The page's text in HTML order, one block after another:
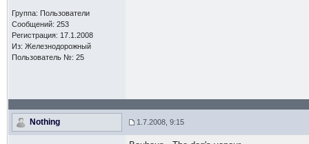
Группа: Пользователи
Сообщений: 253
Регистрация: 17.1.2008
Из: Железнодорожный
Пользователь №: 25
Nothing 1.7.2008, 9:15